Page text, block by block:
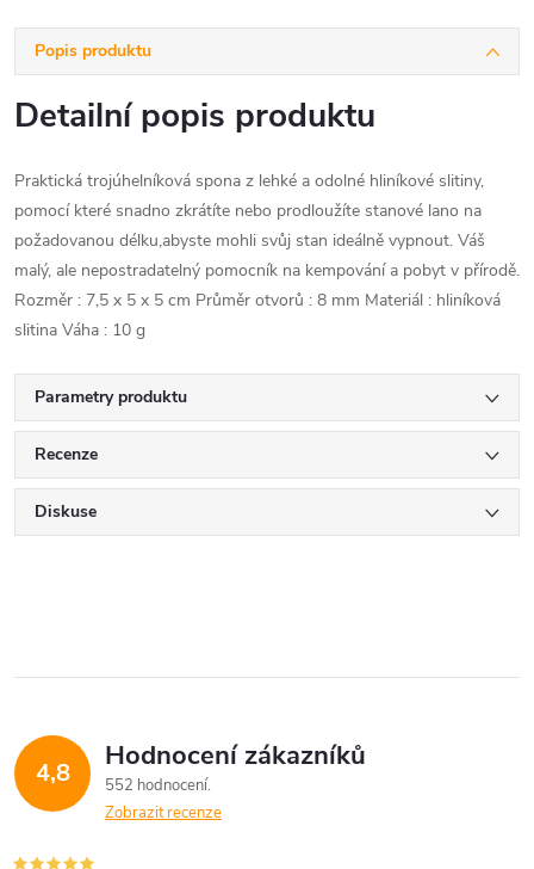
Popis produktu
Detailní popis produktu
Praktická trojúhelníková spona z lehké a odolné hliníkové slitiny,
pomocí které snadno zkrátíte nebo prodloužíte stanové lano na
požadovanou délku,abyste mohli svůj stan ideálně vypnout. Váš
malý, ale nepostradatelný pomocník na kempování a pobyt v přírodě.
Rozměr : 7,5 x 5 x 5 cm Průměr otvorů : 8 mm Materiál : hliníková
slitina Váha : 10 g
Parametry produktu
Recenze
Diskuse
4,8 Hodnocení zákazníků
552 hodnocení
Zobrazit recenze